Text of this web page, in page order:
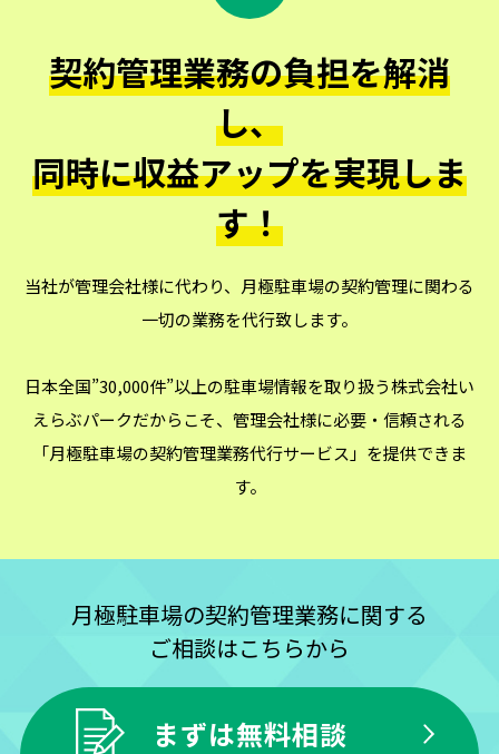
契約管理業務の負担を解消
し、
同時に収益アップを実現しま
す！
当社が管理会社様に代わり、月極駐車場の契約管理に関わる
一切の業務を代行致します。
日本全国”30,000件”以上の駐車場情報を取り扱う株式会社い
えらぶパークだからこそ、 管理会社様に必要・信頼される
「月極駐車場の契約管理業務代行サービス」を提供できま
す。
月極駐車場の契約管理業務に関する
ご相談はこちらから
まずは無料相談